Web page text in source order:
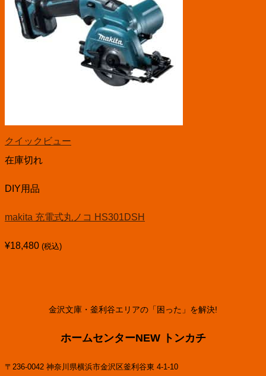
クイックビュー
在庫切れ
DIY用品
makita 充電式丸ノコ HS301DSH
¥18,480 (税込)
金沢文庫・釜利谷エリアの「困った」を解決!
ホームセンターNEW トンカチ
〒236-0042 神奈川県横浜市金沢区釜利谷東 4-1-10